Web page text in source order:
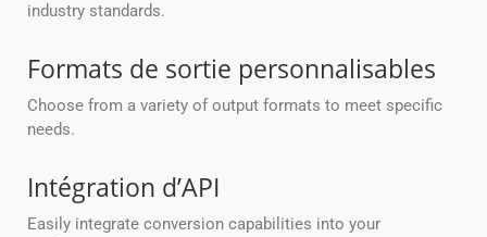
industry standards.
Formats de sortie personnalisables
Choose from a variety of output formats to meet specific
needs.
Intégration d’API
Easily integrate conversion capabilities into your